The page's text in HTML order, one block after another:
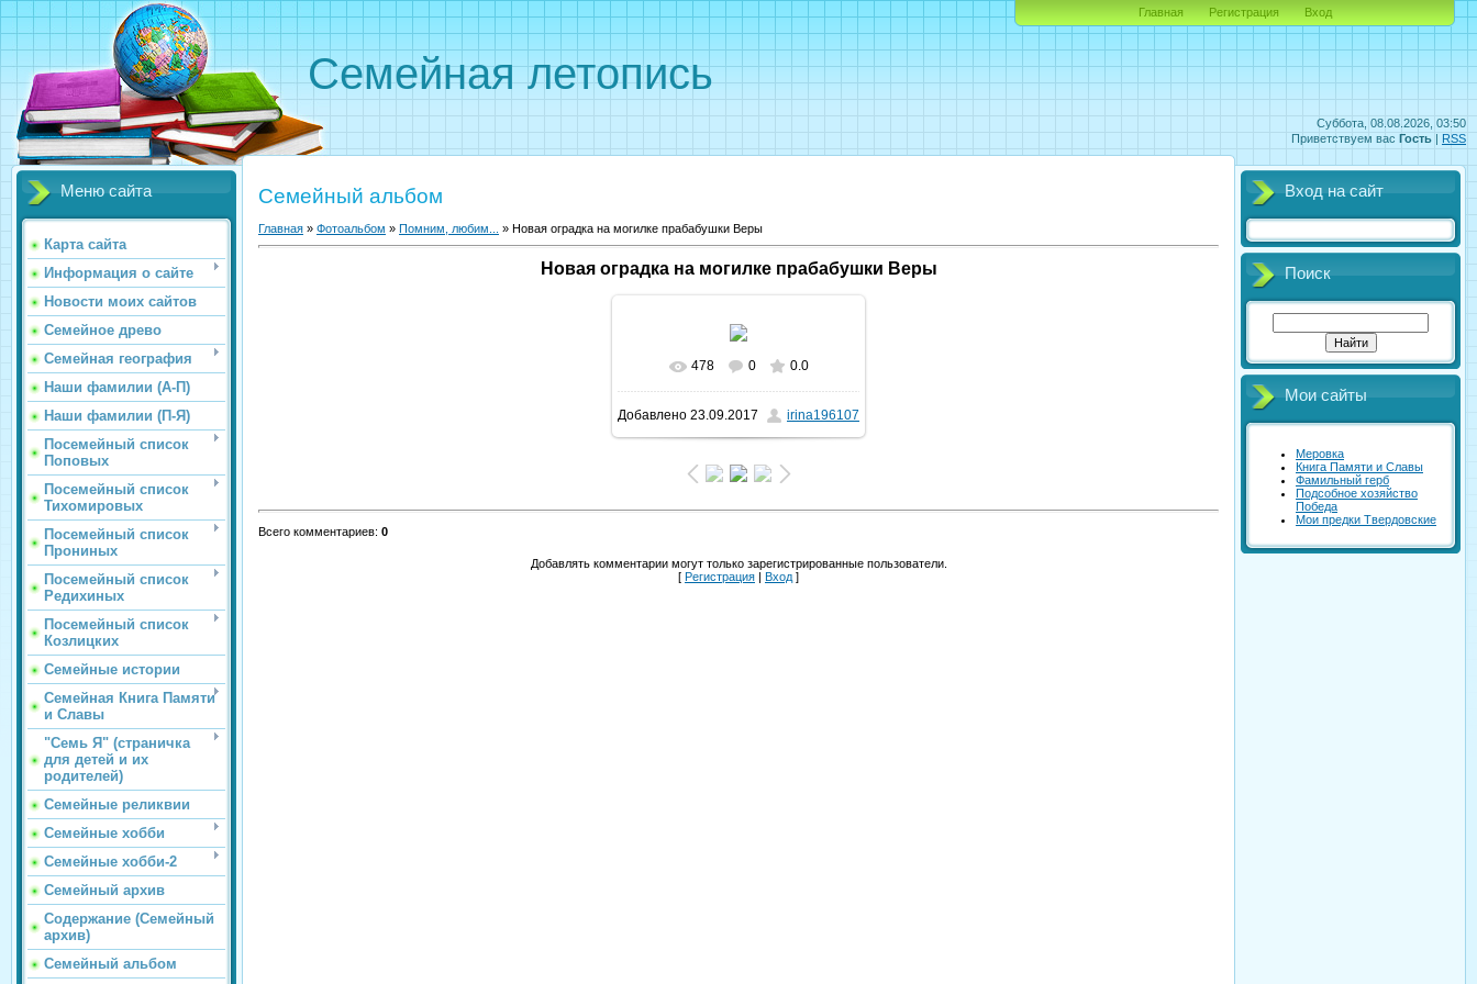
Суббота, 08.08.2026, 03:50
Приветствуем вас Гость | RSS
Семейная летопись
Главная Регистрация Вход
Меню сайта
Карта сайта
Информация о сайте
Новости моих сайтов
Семейное древо
Семейная география
Наши фамилии (А-П)
Наши фамилии (П-Я)
Посемейный список
Поповых
Посемейный список
Тихомировых
Посемейный список
Прониных
Посемейный список
Редихиных
Посемейный список
Козлицких
Семейные истории
Семейная Книга Памяти
и Славы
"Семь Я" (страничка
для детей и их
родителей)
Семейные реликвии
Семейные хобби
Семейные хобби-2
Семейный архив
Содержание (Семейный
архив)
Семейный альбом
Семейный альбом
Главная » Фотоальбом » Помним, любим... » Новая оградка на могилке прабабушки Веры
Новая оградка на могилке прабабушки Веры
В реальном размере 700x1244
484.8Kb
478 0 0.0
Добавлено 23.09.2017 irina196107
Всего комментариев: 0
Добавлять комментарии могут только зарегистрированные пользователи.
[ Регистрация Вход]
Вход на сайт
Поиск
Мои сайты
Меровка
Книга Памяти и Славы
Фамильный герб
Подсобное хозяйство
Победа
Мои предки Твердовские